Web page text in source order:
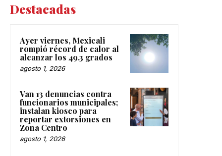
Destacadas
Ayer viernes, Mexicali
rompió récord de calor al
alcanzar los 49.3 grados
agosto 1, 2026
Van 13 denuncias contra
funcionarios municipales;
instalan kiosco para
reportar extorsiones en
Zona Centro
agosto 1, 2026